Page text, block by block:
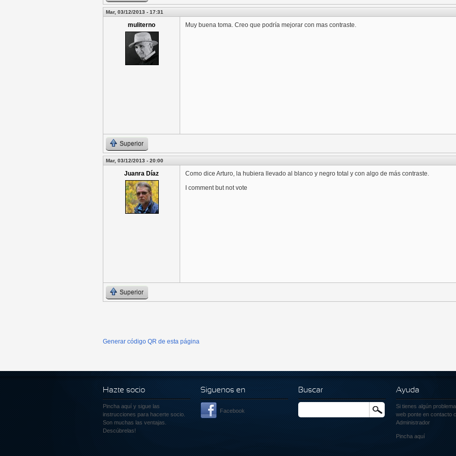
Mar, 03/12/2013 - 17:31
muliterno
Muy buena toma. Creo que podría mejorar con mas contraste.
Superior
Mar, 03/12/2013 - 20:00
Juanra Díaz
Como dice Arturo, la hubiera llevado al blanco y negro total y con algo de más contraste.
I comment but not vote
Superior
Generar código QR de esta página
Hazte socio
Pincha aquí y sigue las
instrucciones para hacerte socio.
Son muchas las ventajas.
Descúbrelas!
Siguenos en
Facebook
Buscar
Buscar
Ayuda
Si tienes algún
web ponte en contacto
Administrador
Pincha aquí